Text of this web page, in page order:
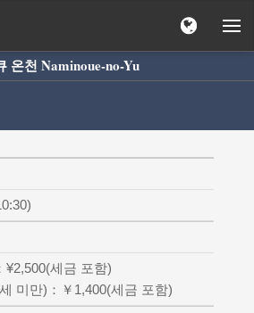
온천 Naminoue-no-Yu
¥2,500(세금 포함)
미만)：￥1,400(세금 포함)